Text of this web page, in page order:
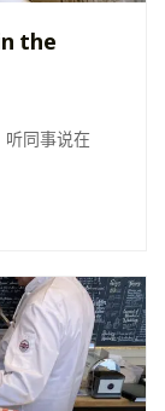
the
同事说在